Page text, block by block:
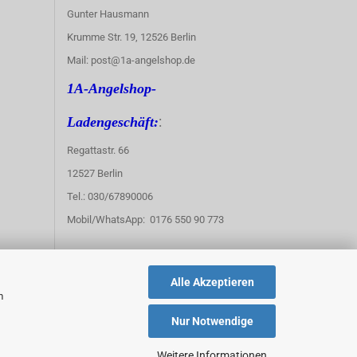
Alle Akzeptieren
Nur Notwendige
Gunter Hausmann
Krumme Str. 19, 12526 Berlin
Mail: post@1a-angelshop.de
1A-Angelshop-
Ladengeschäft::
Regattastr. 66
12527 Berlin
Tel.: 030/67890006
Mobil/WhatsApp: 0176 550 90 773